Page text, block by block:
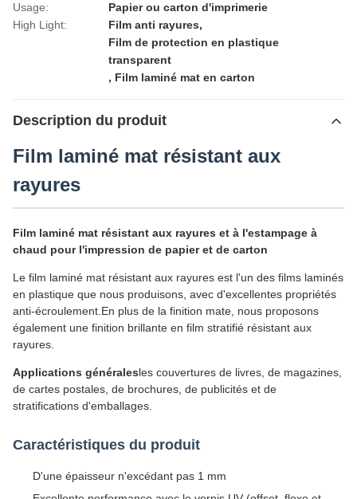
Usage:
Papier ou carton d'imprimerie
High Light:
Film anti rayures,
Film de protection en plastique
transparent
, Film laminé mat en carton
Description du produit
Film laminé mat résistant aux
rayures
Film laminé mat résistant aux rayures et à l'estampage à
chaud pour l'impression de papier et de carton
Le film laminé mat résistant aux rayures est l'un des films laminés
en plastique que nous produisons, avec d'excellentes propriétés
anti-écroulement.En plus de la finition mate, nous proposons
également une finition brillante en film stratifié résistant aux
rayures.
Applications généralesles couvertures de livres, de magazines,
de cartes postales, de brochures, de publicités et de
stratifications d'emballages.
Caractéristiques du produit
D'une épaisseur n'excédant pas 1 mm